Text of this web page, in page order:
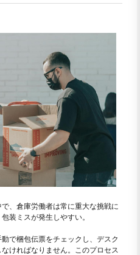
、倉庫労働者は常に重大な挑戦に
装ミスが発生しやすい。
で梱包伝票をチェックし、デスク
ければなりません。このプロセス